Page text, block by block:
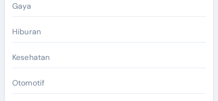
Gaya
Hiburan
Kesehatan
Otomotif